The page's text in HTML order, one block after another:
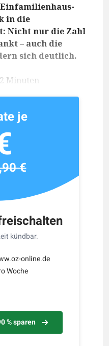
in die
Nicht nur die Zahl
– auch die
sich deutlich.
Minuten
kündbar.
online.de
Woche
% sparen
je
€